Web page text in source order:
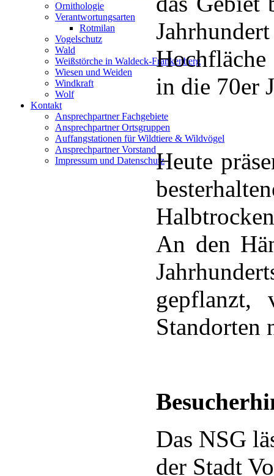
Ornithologie
Verantwortungsarten
Rotmilan
Vogelschutz
Wald
Weißstörche in Waldeck-Frankenberg
Wiesen und Weiden
Windkraft
Wolf
Kontakt
Ansprechpartner Fachgebiete
Ansprechpartner Ortsgruppen
Auffangstationen für Wildtiere & Wildvögel
Ansprechpartner Vorstand
Impressum und Datenschutz
Hochfläche
in die 70er
Heute
An den
gepflanzt,
Standorten
Das NSG
der Stadt